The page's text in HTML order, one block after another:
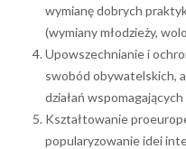
wymianę dobrych
(wymiany młodzieży,
Upowszechnianie i
swobód obywatelskich,
działań
Kształtowanie
popularyzowanie idei